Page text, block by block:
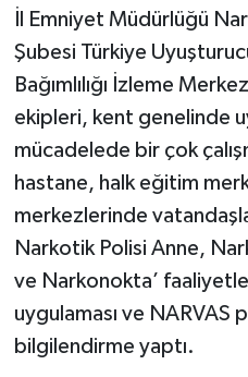
İl Emniyet Müdürlüğü
Şubesi Türkiye
Bağımlılığı İzleme
ekipleri, kent genelinde
mücadelede bir çok
hastane, halk eğitim
merkezlerinde
Narkotik Polisi Anne,
ve Narkonokta’
uygulaması ve NARVAS
bilgilendirme yaptı.